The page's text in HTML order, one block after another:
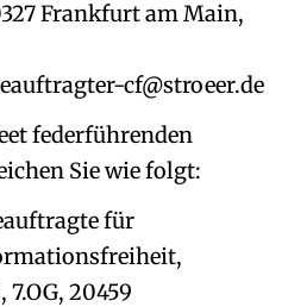
Frankfurt am Main,
federführenden
Sie wie folgt:
für
20459